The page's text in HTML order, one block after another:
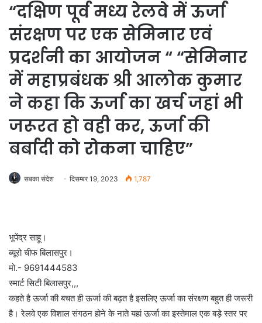
“दक्षिण पूर्व मध्य रेलवे में ऊर्जा
संरक्षण पर एक सेमिनार एवं
प्रदर्शनी का आयोजन “ “सेमिनार
में महाप्रबंधक श्री आलोक कुमार
ने कहा कि ऊर्जा का खर्च जहां भी
जरूरत हो वही कर, ऊर्जा की
बर्बादी को रोकना चाहिए”
सबका संदेश दिसम्बर 19, 2023 1,787
भूपेंद्र साहू।
ब्यूरो चीफ बिलासपुर।
मो.- 9691444583
स्मार्ट सिटी बिलासपुर,,,
कहते है ऊर्जा की बचत ही ऊर्जा की बढ़त है इसलिए ऊर्जा का संरक्षण बहुत ही जरूरी
है। रेलवे एक विशाल संगठन होने के नाते यहां ऊर्जा का इस्तेमाल एक बड़े स्तर पर